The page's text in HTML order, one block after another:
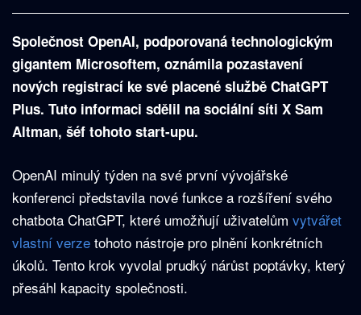
Společnost OpenAI, podporovaná technologickým
gigantem Microsoftem, oznámila pozastavení
nových registrací ke své placené službě ChatGPT
Plus. Tuto informaci sdělil na sociální síti X Sam
Altman, šéf tohoto start-upu.
OpenAI minulý týden na své první vývojářské
konferenci představila nové funkce a rozšíření svého
chatbota ChatGPT, které umožňují uživatelům vytvářet
vlastní verze tohoto nástroje pro plnění konkrétních
úkolů. Tento krok vyvolal prudký nárůst poptávky, který
přesáhl kapacity společnosti.